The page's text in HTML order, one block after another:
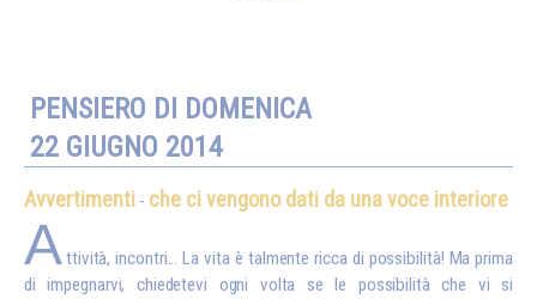
PENSIERO DI DOMENICA
22 GIUGNO 2014
Avvertimenti - che ci vengono dati da una voce interiore
Attività, incontri... La vita è talmente ricca di possibilità! Ma prima
di impegnarvi, chiedetevi ogni volta se le possibilità che vi si